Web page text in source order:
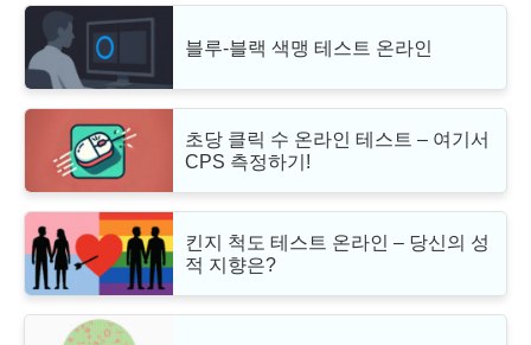
블루-블랙 색맹 테스트 온라인
초당 클릭 수 온라인 테스트 – 여기서
CPS 측정하기!
킨지 척도 테스트 온라인 – 당신의 성
적 지향은?